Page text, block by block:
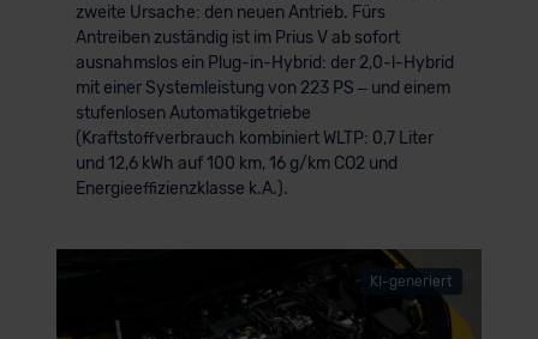
zweite Ursache: den neuen Antrieb. Fürs
Antreiben zuständig ist im Prius V ab sofort
ausnahmslos ein Plug-in-Hybrid: der 2,0-l-Hybrid
mit einer Systemleistung von 223 PS – und einem
stufenlosen Automatikgetriebe
(Kraftstoffverbrauch kombiniert WLTP: 0,7 Liter
und 12,6 kWh auf 100 km, 16 g/km CO2 und
Energieeffizienzklasse k.A.).
KI-generiert